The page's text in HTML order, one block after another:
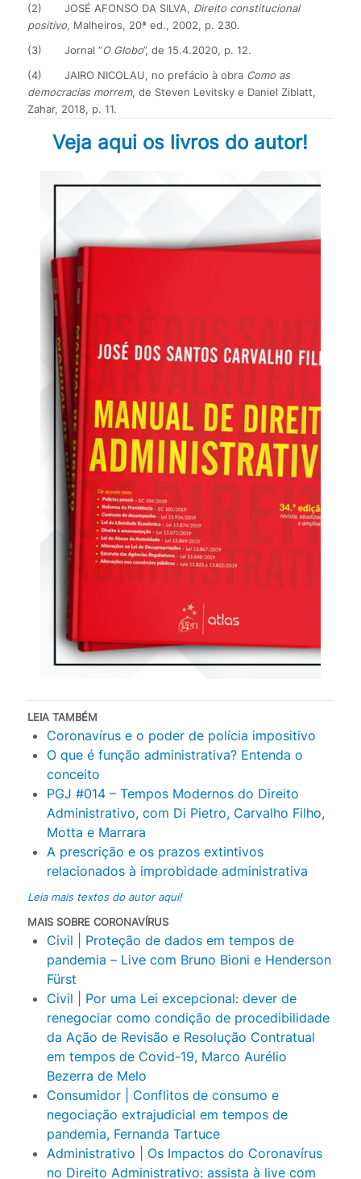
(2) JOSÉ AFONSO DA SILVA, Direito constitucional
positivo, Malheiros, 20ª ed., 2002, p. 230.
(3) Jornal “O Globo”, de 15.4.2020, p. 12.
(4) JAIRO NICOLAU, no prefácio à obra Como as
democracias morrem, de Steven Levitsky e Daniel Ziblatt,
Zahar, 2018, p. 11.
Veja aqui os livros do autor!
LEIA TAMBÉM
Coronavírus e o poder de polícia impositivo
O que é função administrativa? Entenda o
conceito
PGJ #014 – Tempos Modernos do Direito
Administrativo, com Di Pietro, Carvalho Filho,
Motta e Marrara
A prescrição e os prazos extintivos
relacionados à improbidade administrativa
Leia mais textos do autor aqui!
MAIS SOBRE CORONAVÍRUS
Civil | Proteção de dados em tempos de
pandemia – Live com Bruno Bioni e Henderson
Fürst
Civil | Por uma Lei excepcional: dever de
renegociar como condição de procedibilidade
da Ação de Revisão e Resolução Contratual
em tempos de Covid-19, Marco Aurélio
Bezerra de Melo
Consumidor | Conflitos de consumo e
negociação extrajudicial em tempos de
pandemia, Fernanda Tartuce
Administrativo | Os Impactos do Coronavírus
no Direito Administrativo: assista à live com